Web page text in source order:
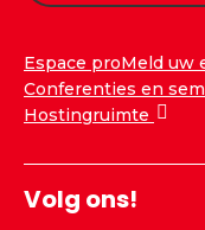
Espace proMeld uw
Conferenties en
Hostingruimte
Volg ons!